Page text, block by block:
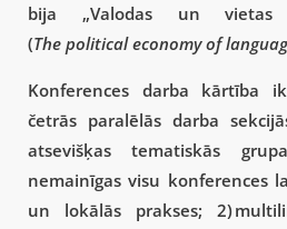
bija „Valodas un vietas
(The political economy of
Konferences darba kārtība
četrās paralēlās darba
atsevišķas tematiskās
nemainīgas visu konferences
un lokālās prakses; 2)